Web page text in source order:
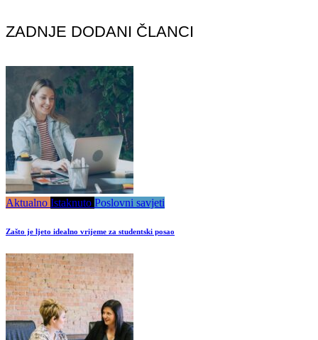
ZADNJE DODANI ČLANCI
Aktualno Istaknuto Poslovni savjeti
Zašto je ljeto idealno vrijeme za studentski posao